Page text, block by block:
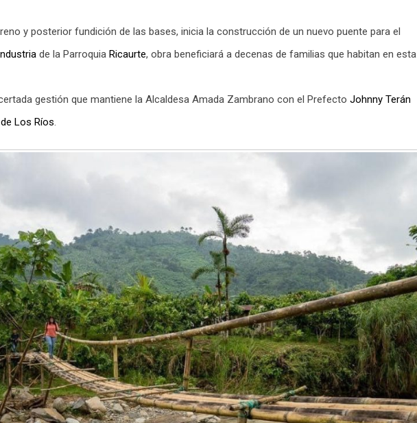
y posterior fundición de las bases, inicia la construcción de un nuevo puente para el
de la Parroquia Ricaurte, obra beneficiará a decenas de familias que habitan en esta
gestión que mantiene la Alcaldesa Amada Zambrano con el Prefecto Johnny Terán
Los Ríos.